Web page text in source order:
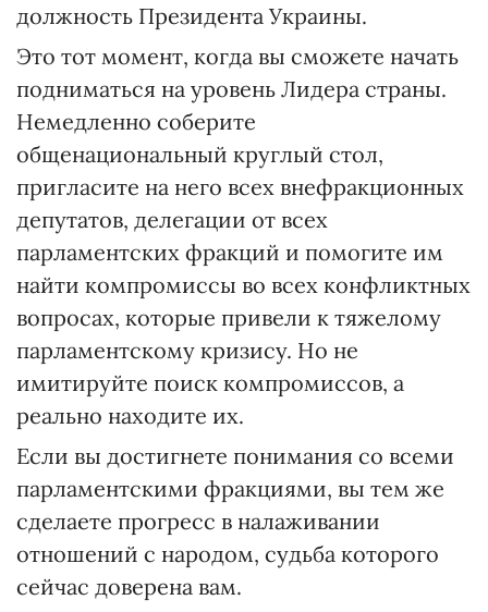
должность Президента Украины.
Это тот момент, когда вы сможете начать
подниматься на уровень Лидера страны.
Немедленно соберите
общенациональный круглый стол,
пригласите на него всех внефракционных
депутатов, делегации от всех
парламентских фракций и помогите им
найти компромиссы во всех конфликтных
вопросах, которые привели к тяжелому
парламентскому кризису. Но не
имитируйте поиск компромиссов, а
реально находите их.
Если вы достигнете понимания со всеми
парламентскими фракциями, вы тем же
сделаете прогресс в налаживании
отношений с народом, судьба которого
сейчас доверена вам.